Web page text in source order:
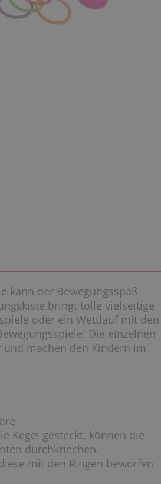
kann der Bewegungsspaß
bringt tolle vielseitige
oder ein Wettlauf mit den
Die einzelnen
machen den Kindern im
Kegel gesteckt, können die
durchkriechen.
mit den Ringen beworfen